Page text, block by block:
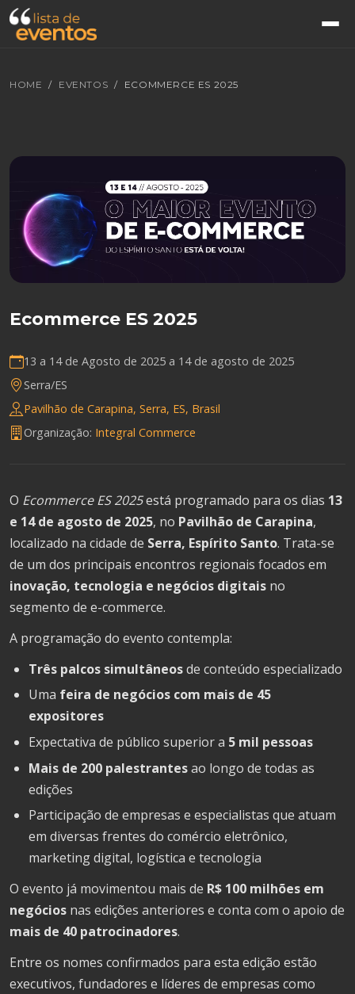
HOME EVENTOS ECOMMERCE ES 2025
Ecommerce ES 2025
13 a 14 de Agosto de 2025 a 14 de agosto de 2025
Serra/ES
Pavilhão de Carapina, Serra, ES, Brasil
Organização: Integral Commerce
O Ecommerce ES 2025está programado para os dias 13
e 14 de agosto de 2025, no Pavilhão de Carapina,
localizado na cidade de Serra, Espírito Santo. Trata-se
de um dos principais encontros regionais focados em
inovação, tecnologia e negócios digitais no
segmento de e-commerce.
A programação do evento contempla:
Três palcos simultâneosde conteúdo especializado
Uma feira de negócios com mais de 45
expositores
Expectativa de público superior a 5 mil pessoas
Mais de 200 palestrantesao longo de todas as
edições
Participação de empresas e especialistas que atuam
em diversas frentes do comércio eletrônico,
marketing digital, logística e tecnologia
O evento já movimentou mais de R$ 100 milhões em
negócios nas edições anteriores e conta com o apoio de
mais de 40 patrocinadores.
Entre os nomes confirmados para esta edição estão
executivos, fundadores e líderes de empresas como